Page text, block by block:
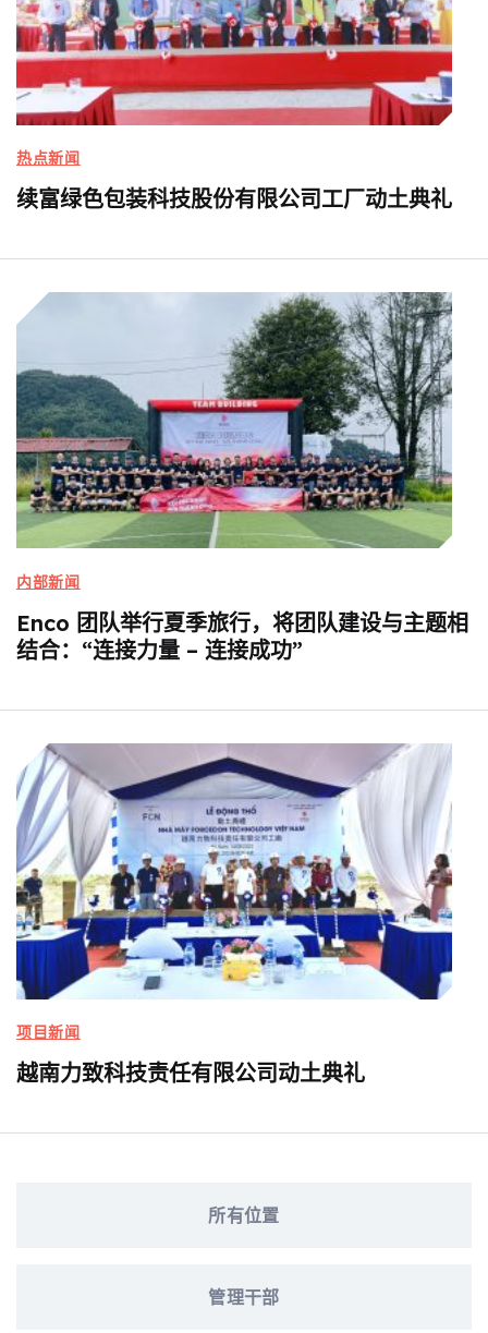
热点新闻
续富绿色包装科技股份有限公司工厂动土典礼
内部新闻
Enco 团队举行夏季旅行，将团队建设与主题相
结合：“连接力量 – 连接成功”
项目新闻
越南力致科技责任有限公司动土典礼
所有位置
管理干部